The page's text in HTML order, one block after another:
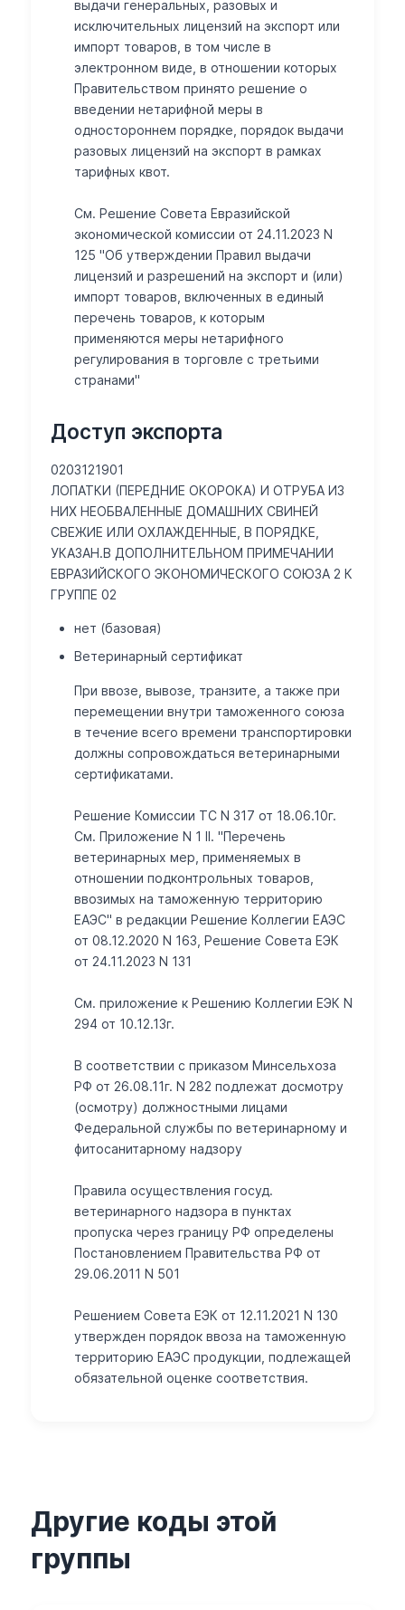
выдачи генеральных, разовых и
исключительных лицензий на экспорт или
импорт товаров, в том числе в
электронном виде, в отношении которых
Правительством принято решение о
введении нетарифной меры в
одностороннем порядке, порядок выдачи
разовых лицензий на экспорт в рамках
тарифных квот.
См. Решение Совета Евразийской
экономической комиссии от 24.11.2023 N
125 "Об утверждении Правил выдачи
лицензий и разрешений на экспорт и (или)
импорт товаров, включенных в единый
перечень товаров, к которым
применяются меры нетарифного
регулирования в торговле с третьими
странами"
Доступ экспорта
0203121901
ЛОПАТКИ (ПЕРЕДНИЕ ОКОРОКА) И ОТРУБА ИЗ
НИХ НЕОБВАЛЕННЫЕ ДОМАШНИХ СВИНЕЙ
СВЕЖИЕ ИЛИ ОХЛАЖДЕННЫЕ, В ПОРЯДКЕ,
УКАЗАН.В ДОПОЛНИТЕЛЬНОМ ПРИМЕЧАНИИ
ЕВРАЗИЙСКОГО ЭКОНОМИЧЕСКОГО СОЮЗА 2 К
ГРУППЕ 02
нет (базовая)
Ветеринарный сертификат
При ввозе, вывозе, транзите, а также при
перемещении внутри таможенного союза
в течение всего времени транспортировки
должны сопровождаться ветеринарными
сертификатами.
Решение Комиссии ТС N 317 от 18.06.10г.
См. Приложение N 1 II. "Перечень
ветеринарных мер, применяемых в
отношении подконтрольных товаров,
ввозимых на таможенную территорию
ЕАЭС" в редакции Решение Коллегии ЕАЭС
от 08.12.2020 N 163, Решение Совета ЕЭК
от 24.11.2023 N 131
Cм. приложение к Решению Коллегии ЕЭК N
294 от 10.12.13г.
В соответствии с приказом Минсельхоза
РФ от 26.08.11г. N 282 подлежат досмотру
(осмотру) должностными лицами
Федеральной службы по ветеринарному и
фитосанитарному надзору
Правила осуществления госуд.
ветеринарного надзора в пунктах
пропуска через границу РФ определены
Постановлением Правительства РФ от
29.06.2011 N 501
Решением Совета ЕЭК от 12.11.2021 N 130
утвержден порядок ввоза на таможенную
территорию ЕАЭС продукции, подлежащей
обязательной оценке соответствия.
Другие коды этой
группы